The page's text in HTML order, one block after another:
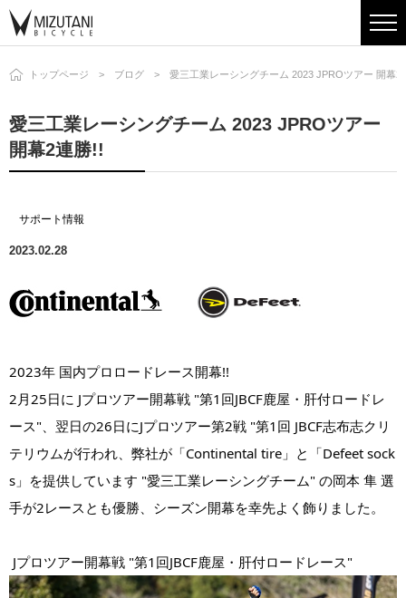
トップページ ブログ 愛三工業レーシングチーム 2023 JPROツアー 開幕2
愛三工業レーシングチーム 2023 JPROツアー
開幕2連勝!!
サポート情報
2023.02.28
2023年 国内プロロードレース開幕!!
2月25日に Jプロツアー開幕戦 "第1回JBCF鹿屋・肝付ロードレ
ース"、翌日の26日にJプロツアー第2戦 "第1回 JBCF志布志クリ
テリウムが行われ、弊社が「Continental tire」と「Defeet sock
s」を提供しています "愛三工業レーシングチーム" の岡本 隼 選
手が2レースとも優勝、シーズン開幕を幸先よく飾りました。
Jプロツアー開幕戦 "第1回JBCF鹿屋・肝付ロードレース"